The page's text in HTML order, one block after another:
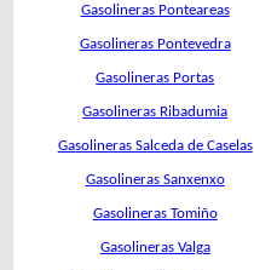
Gasolineras Ponteareas
Gasolineras Pontevedra
Gasolineras Portas
Gasolineras Ribadumia
Gasolineras Salceda de Caselas
Gasolineras Sanxenxo
Gasolineras Tomiño
Gasolineras Valga